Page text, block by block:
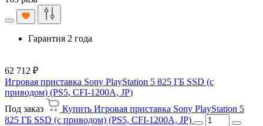
Гарантия 2 года
62 712 ₽
Игровая приставка Sony PlayStation 5 825 ГБ SSD (c
приводом) (PS5, CFI-1200A, JP)
Под заказ
Купить Игровая приставка Sony PlayStation 5
825 ГБ SSD (c приводом) (PS5, CFI-1200A, JP)